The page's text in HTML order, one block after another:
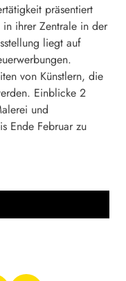
präsentiert
in ihrer Zentrale in der
liegt auf
von Künstlern, die
Einblicke 2
und
Ende Februar zu